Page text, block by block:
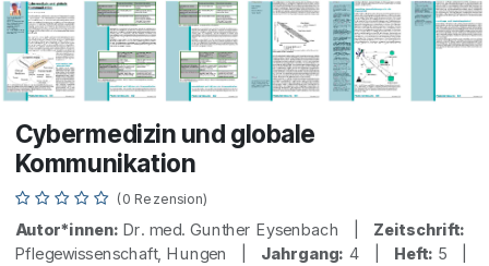
Cybermedizin und globale
Kommunikation
(0 Rezension)
Autor*innen: Dr. med. Gunther Eysenbach | Zeitschrift:
Pflegewissenschaft, Hungen | Jahrgang: 4 | Heft: 5 |